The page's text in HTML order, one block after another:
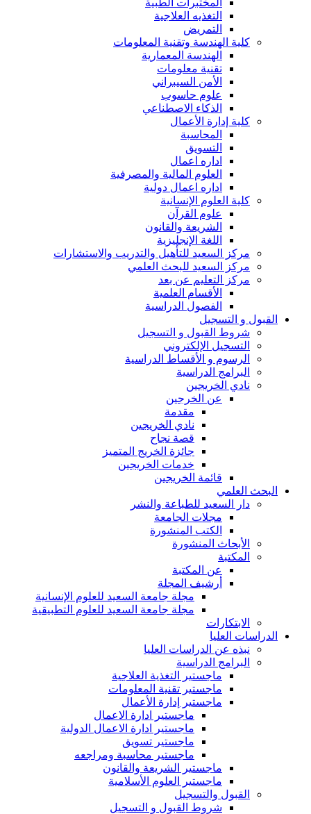
المختبرات الطبية
التغذيه العلاجية
التمريض
كلية الهندسة وتقنية المعلومات
الهندسة المعمارية
تقنية معلومات
الأمن السيبراني
علوم حاسوب
الذكاء الاصطناعي
كلية إدارة الأعمال
المحاسبة
التسويق
اداره اعمال
العلوم المالية والمصرفية
اداره اعمال دولية
كلية العلوم الإنسانية
علوم القرآن
الشريعة والقانون
اللغة الإنجليزية
مركز السعيد للتأهيل والتدريب والاستشارات
مركز السعيد للبحث العلمي
مركز التعليم عن بعد
الأقسام العلمية
الفصول الدراسية
القبول و التسجيل
شروط القبول و التسجيل
التسجيل الإلكتروني
الرسوم و الأقساط الدراسية
البرامج الدراسية
نادي الخريجين
عن الخرجين
مقدمة
نادي الخريجين
قصة نجاح
جائزة الخريج المتميز
خدمات الخريجين
قائمة الخريجين
البحث العلمي
دار السعيد للطباعة والنشر
مجلات الجامعة
الكتب المنشورة
الأبحاث المنشورة
المكتبة
عن المكتبة
أرشيف المجلة
مجلة جامعة السعيد للعلوم الإنسانية
مجلة جامعة السعيد للعلوم التطبيقية
الابتكارات
الدراسات العليا
نبذه عن الدراسات العليا
البرامج الدراسية
ماجستير التغذية العلاجية
ماجستير تقنية المعلومات
ماجستير إدارة الأعمال
ماجستير ادارة الاعمال
ماجستير ادارة الاعمال الدولية
ماجستير تسويق
ماجستير محاسبة ومراجعه
ماجستير الشريعة والقانون
ماجستير العلوم الأسلامية
القبول والتسجيل
شروط القبول و التسجيل